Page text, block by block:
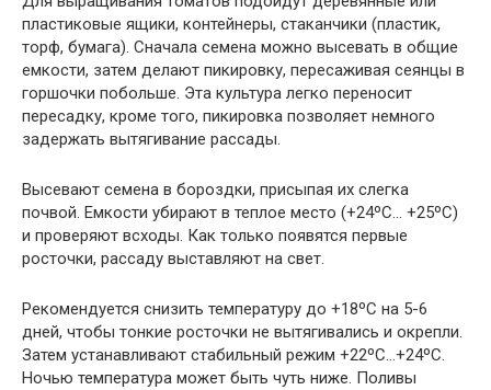
пластиковые ящики, контейнеры, стаканчики (пластик,
торф, бумага). Сначала семена можно высевать в общие
емкости, затем делают пикировку, пересаживая сеянцы в
горшочки побольше. Эта культура легко переносит
пересадку, кроме того, пикировка позволяет немного
задержать вытягивание рассады.
Высевают семена в бороздки, присыпая их слегка
почвой. Емкости убирают в теплое место (+24ºC… +25ºC)
и проверяют всходы. Как только появятся первые
росточки, рассаду выставляют на свет.
Рекомендуется снизить температуру до +18ºC на 5-6
дней, чтобы тонкие росточки не вытягивались и окрепли.
Затем устанавливают стабильный режим +22ºC…+24ºC.
Ночью температура может быть чуть ниже. Поливы